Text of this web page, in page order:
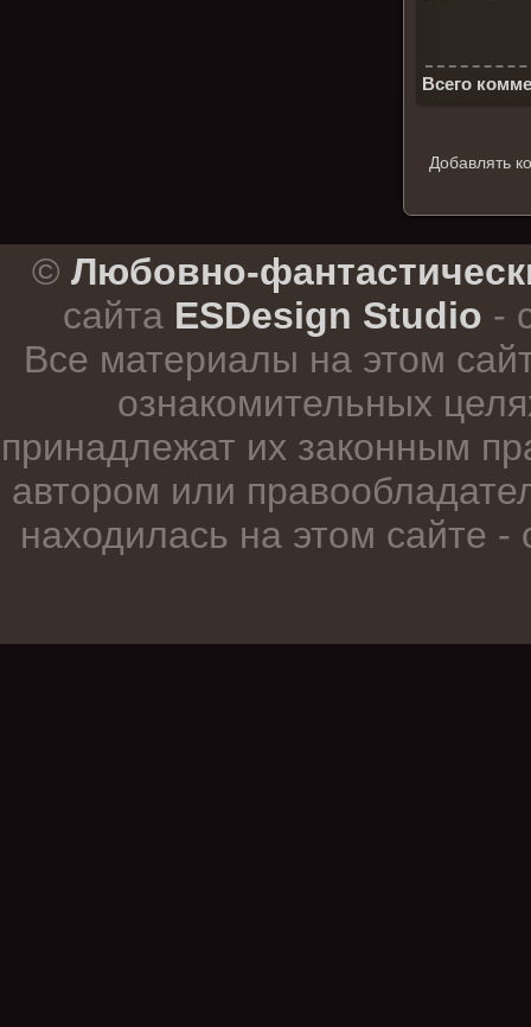
Всего
Добавлять
© Любовно-
сайта ESDesign Studio -
Все материалы на этом
ознакомительных
принадлежат их законным
автором или
находилась на этом сайте